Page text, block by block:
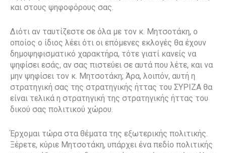
και στους ψηφοφόρους σας.
Διότι αν ταυτίζεστε σε όλα με τον κ. Μητσοτάκη, ο
οποίος ο ίδιος λέει ότι οι επόμενες εκλογές θα έχουν
δημοψηφισματικό χαρακτήρα, τότε γιατί κανείς να
ψηφίσει εσάς, αν σας πιστεύει σε αυτά που λέτε, και να
μην ψηφίσει τον κ. Μητσοτάκη; Άρα, λοιπόν, αυτή η
στρατηγική σας της στρατηγικής ήττας του ΣΥΡΙΖΑ θα
είναι τελικά η στρατηγική της στρατηγικής ήττας του
δικού σας πολιτικού χώρου.
Έρχομαι τώρα στα θέματα της εξωτερικής πολιτικής.
Ξέρετε, κύριε Μητσοτάκη, υπάρχει ένα πεδίο πολιτικής